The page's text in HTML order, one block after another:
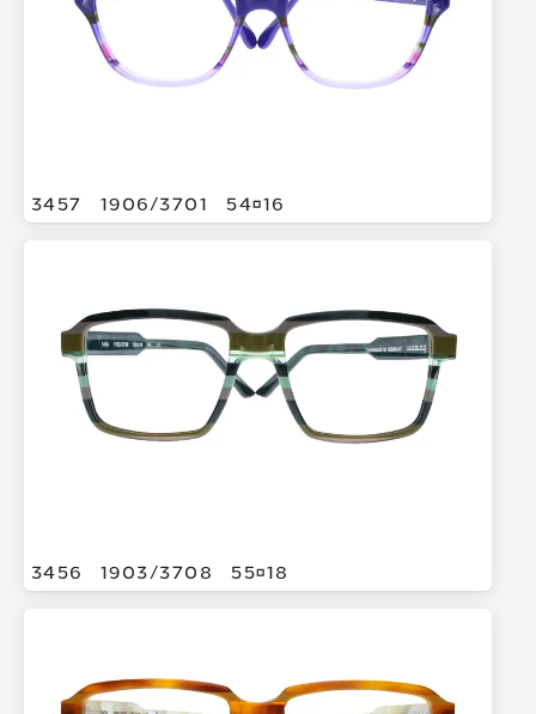
3457 1906/3701 5416
3456 1903/3708 5518